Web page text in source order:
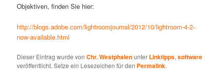
Objektiven, finden Sie hier:
http://blogs.adobe.com/lightroomjournal/2012/10/lightroom-4-2-
now-available.html
Dieser Eintrag wurde vonChr. Westphalenunter Linktipps,software
veröffentlicht. Setze ein Lesezeichen für den Permalink.